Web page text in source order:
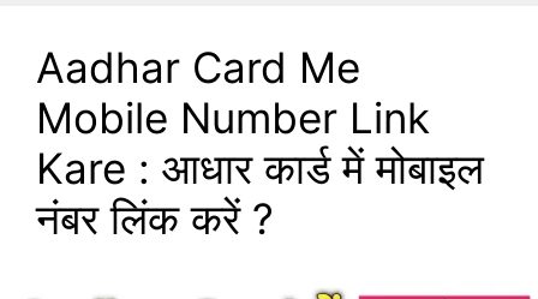
Aadhar Card Me
Mobile Number Link
Kare : आधार कार्ड में मोबाइल
नंबर लिंक करें ?